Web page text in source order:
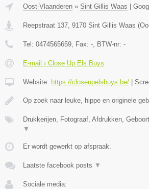
Oost-Vlaanderen » Sint Gillis Waas
Reepstraat 137, 9170 Sint Gillis Waas (
Tel: 0474565659, Fax: -, BTW-nr: -
E-mail › Close Up Els Buys
Website: https://closeupelsbuys.be/
Op zoek naar leuke, hippe en originele
Drukkerijen, Fotograaf, Afdrukken,
▼
Er wordt gewerkt op afspraak.
Laatste facebook posts ▼
Sociale media: